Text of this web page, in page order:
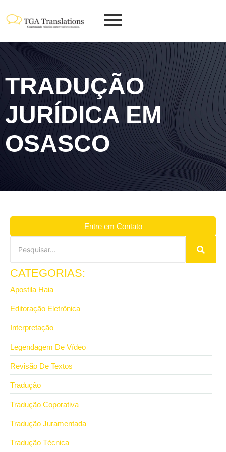
TRADUÇÃO
JURÍDICA EM
OSASCO
Entre em Contato
CATEGORIAS:
Apostila Haia
Editoração Eletrônica
Interpretação
Legendagem De Vídeo
Revisão De Textos
Tradução
Tradução Coporativa
Tradução Juramentada
Tradução Técnica